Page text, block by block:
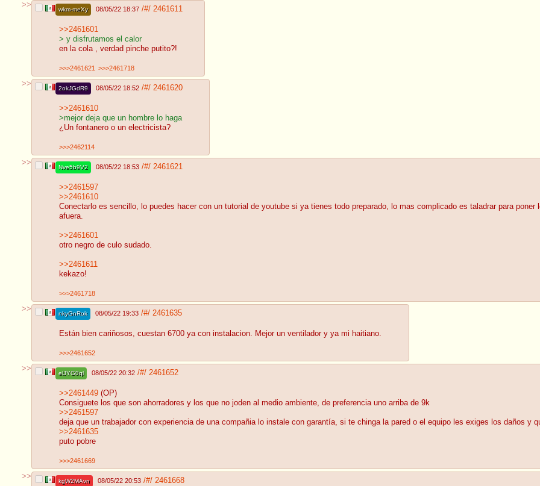
>>
wkm-meXy 08/05/22 18:37 /#/ 2461611
>>2461601
> y disfrutamos el calor
en la cola , verdad pinche putito?!
>>>2461621 >>>2461718
>>
2okJGdR9 08/05/22 18:52 /#/ 2461620
>>2461610
>mejor deja que un hombre lo haga
¿Un fontanero o un electricista?
>>>2462114
>>
Nve5b9V2 08/05/22 18:53 /#/ 2461621
>>2461597
>>2461610
Conectarlo es sencillo, lo puedes hacer con un tutorial de youtube si ya tienes todo preparado, lo mas complicado es taladrar para
afuera.
>>2461601
otro negro de culo sudado.
>>2461611
kekazo!
>>>2461718
>>
nkyGnRok 08/05/22 19:33 /#/ 2461635
Están bien cariñosos, cuestan 6700 ya con instalacion. Mejor un ventilador y ya mi haitiano.
>>>2461652
>>
elJYG0ql 08/05/22 20:32 /#/ 2461652
>>2461449 (OP)
Consiguete los que son ahorradores y los que no joden al medio ambiente, de preferencia uno arriba de 9k
>>2461597
deja que un trabajador con experiencia de una compañia lo instale con garantía, si te chinga la pared o el equipo les exiges los daños y
>>2461635
puto pobre
>>>2461669
>>
kgW2MAvn 08/05/22 20:53 /#/ 2461668